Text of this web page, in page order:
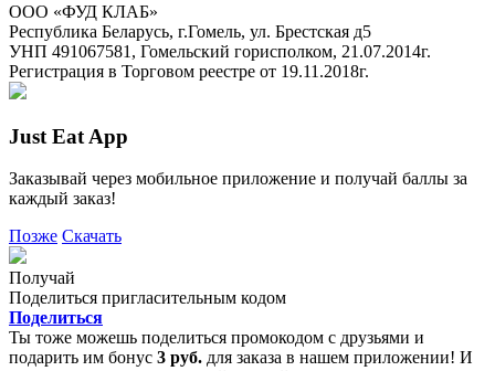
ООО «ФУД КЛАБ»
Республика Беларусь, г.Гомель, ул. Брестская д5
УНП 491067581, Гомельский горисполком, 21.07.2014г.
Регистрация в Торговом реестре от 19.11.2018г.
Just Eat App
Заказывай через мобильное приложение и получай баллы за
каждый заказ!
Позже Скачать
Получай
Поделиться пригласительным кодом
Поделиться
Ты тоже можешь поделиться промокодом с друзьями и
подарить им бонус 3 руб. для заказа в нашем приложении! И